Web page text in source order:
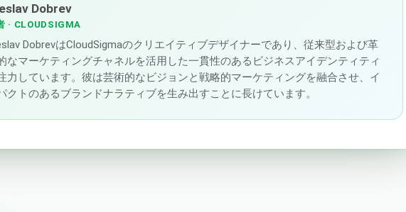
Dobrev
· CLOUDSIGMA
DobrevはCloudSigmaのクリエイティブデザイナーであり、従来型および革
なマーケティングチャネルを活用した一貫性のあるビジネスアイデンティティ
力しています。彼は芸術的なビジョンと戦略的マーケティングを融合させ、イ
クトのあるブランドナラティブを生み出すことに長けています。